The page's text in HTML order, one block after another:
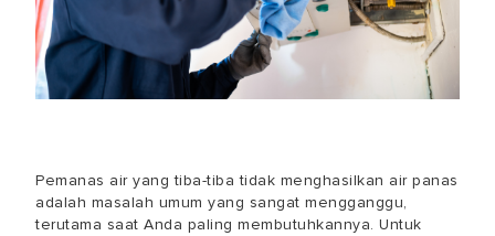
Pemanas air yang tiba-tiba tidak menghasilkan air panas
adalah masalah umum yang sangat mengganggu,
terutama saat Anda paling membutuhkannya. Untuk